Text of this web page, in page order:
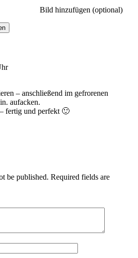
Bild hinzufügen (optional)
– anschließend im gefrorenen
aufacken.
fertig und perfekt 🙂
be published. Required fields are